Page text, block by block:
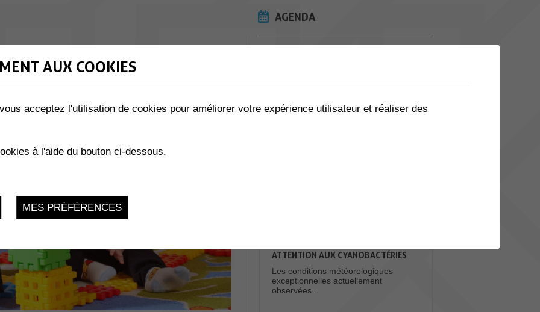
AGENDA
souhaitent...
20
ATTENTION AUX CYANOBACTÉRIES
Les conditions météorologiques
exceptionnelles actuellement
observées...
AUX COOKIES
acceptez l'utilisation de cookies pour améliorer votre expérience utilisateur et réaliser des
à l'aide du bouton ci-dessous.
MES PRÉFÉRENCES